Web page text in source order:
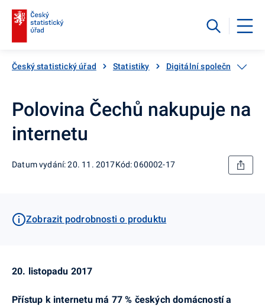
Český statistický úřad Statistiky Digitální společnost -
Polovina Čechů nakupuje na
internetu
Datum vydání: 20. 11. 2017Kód: 060002-17
Zobrazit podrobnosti o produktu
20. listopadu 2017
Přístup k internetu má 77 % českých domácností a